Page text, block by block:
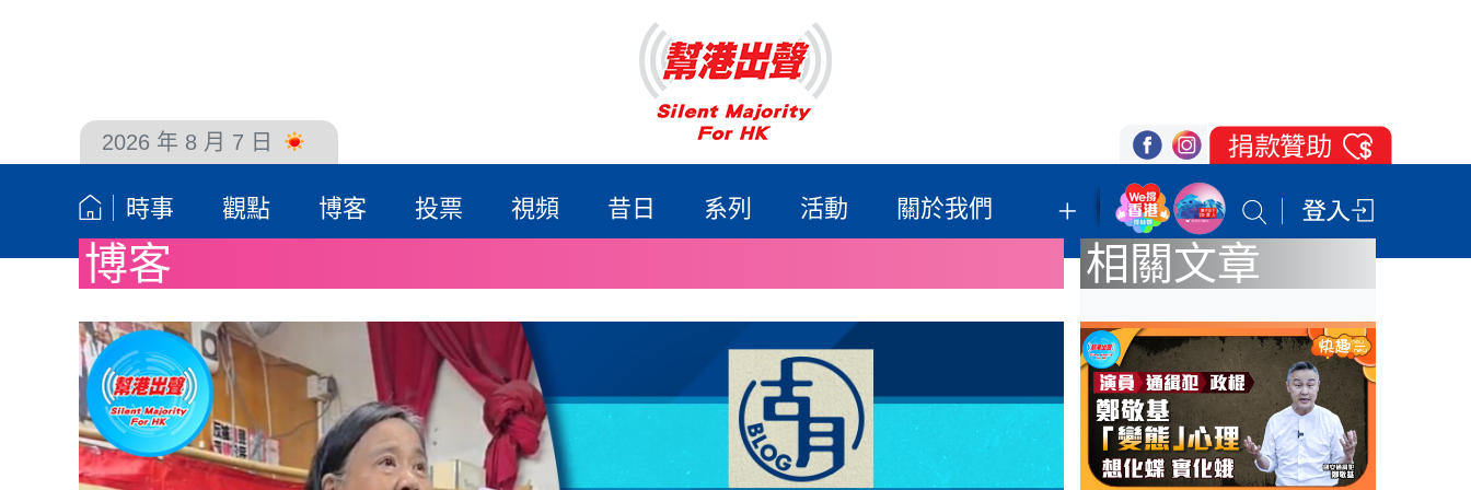
2026 年 8 月 7 日
時事 觀點 博客 投票 視頻 昔日 系列 活動 關於我們 我們的立場 登記支持 聯絡我們
博客 相關文章